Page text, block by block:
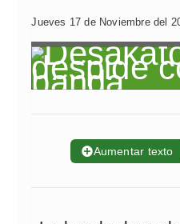
Jueves 17 de Noviembre del
➕Aumentar texto